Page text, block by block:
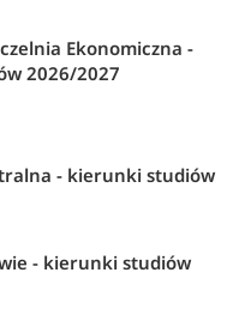
Ekonomiczna -
2026/2027
- kierunki studiów
- kierunki studiów